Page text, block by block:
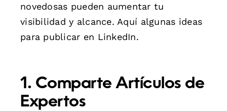
novedosas pueden aumentar tu
visibilidad y alcance. Aquí algunas ideas
para publicar en LinkedIn.
1. Comparte Artículos de
Expertos